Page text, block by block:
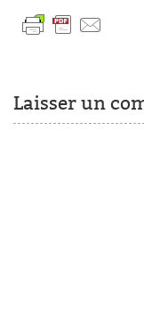
Laisser un